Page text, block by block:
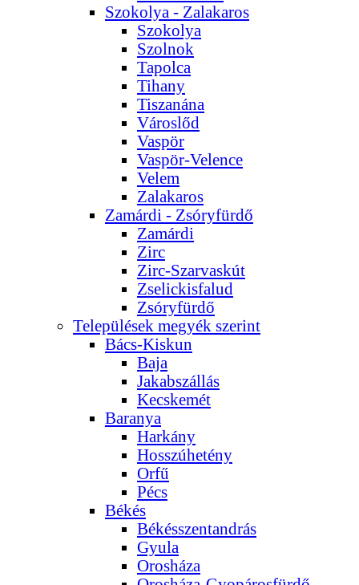
Szokolya - Zalakaros
Szokolya
Szolnok
Tapolca
Tihany
Tiszanána
Városlőd
Vaspör
Vaspör-Velence
Velem
Zalakaros
Zamárdi - Zsóryfürdő
Zamárdi
Zirc
Zirc-Szarvaskút
Zselickisfalud
Zsóryfürdő
Települések megyék szerint
Bács-Kiskun
Baja
Jakabszállás
Kecskemét
Baranya
Harkány
Hosszúhetény
Orfű
Pécs
Békés
Békésszentandrás
Gyula
Orosháza